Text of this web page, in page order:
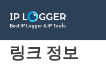
Best IP Logger & IP Tools
링크 정보